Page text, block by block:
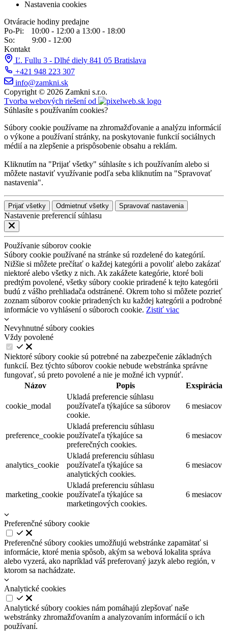
Nastavenia cookies
Otváracie hodiny predajne
Po-Pi:
10:00 - 12:00 a 13:00 - 18:00
So:
9:00 - 12:00
Kontakt
Ľ. Fullu 3 - Dlhé diely 841 05 Bratislava
+421 948 223 307
info@zamkni.sk
Copyright © 2026 Zamkni s.r.o.
Tvorba webových riešení od
Súhlasíte s používaním cookies?
Súbory cookie používame na zhromažďovanie a analýzu informácií
o výkone a používaní stránky, na poskytovanie funkcií sociálnych
médií a na zlepšenie a prispôsobenie obsahu a reklám.
Kliknutím na "Prijať všetky" súhlasíte s ich používaním alebo si
môžete nastaviť využívanie podľa seba kliknutím na "Spravovať
nastavenia".
Prijať všetky Odmietnuť všetky Spravovať nastavenia
Nastavenie preferencií súhlasu
Používanie súborov cookie
Súbory cookie používané na stránke sú rozdelené do kategórií.
Nižšie si môžete prečítať o každej kategórii a povoliť alebo zakázať
niektoré alebo všetky z nich. Ak zakážete kategórie, ktoré boli
predtým povolené, všetky súbory cookie priradené k tejto kategórii
budú z vášho prehliadača odstránené. Okrem toho si môžete pozrieť
zoznam súborov cookie priradených ku každej kategórii a podrobné
informácie vo vyhlásení o súboroch cookie. Zistiť viac
Nevyhnutné súbory cookies
Vždy povolené
Niektoré súbory cookie sú potrebné na zabezpečenie základných
funkcií. Bez týchto súborov cookie nebude webstránka správne
fungovať, sú preto povolené a nie je možné ich vypnúť.
Názov
Popis Exspirácia
cookie_modal
Ukladá preferencie súhlasu
používateľa týkajúce sa súborov
cookie.
6 mesiacov
preference_cookie
Ukladá preferenciu súhlasu
používateľa týkajúce sa
preferečných cookies.
6 mesiacov
analytics_cookie
Ukladá preferenciu súhlasu
používateľa týkajúce sa
analytických cookies.
6 mesiacov
marketing_cookie
Ukladá preferenciu súhlasu
používateľa týkajúce sa
marketingových cookies.
6 mesiacov
Preferenčné súbory cookie
Preferenčné súbory cookies umožňujú webstránke zapamätať si
informácie, ktoré menia spôsob, akým sa webová lokalita správa
alebo vyzerá, ako napríklad váš preferovaný jazyk alebo región, v
ktorom sa nachádzate.
Analytické cookies
Analytické súbory cookies nám pomáhajú zlepšovať naše
webstránky zhromažďovaním a analyzovaním informácií o ich
používaní.